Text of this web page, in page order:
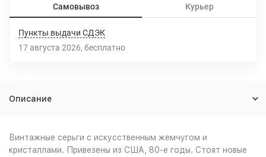
Самовывоз Курьер
Пункты выдачи СДЭК
17 августа 2026
Бесплатно
Описание
Винтажные серьги с искусственным жемчугом и
кристаллами. Привезены из США, 80-е годы. Стоят новые